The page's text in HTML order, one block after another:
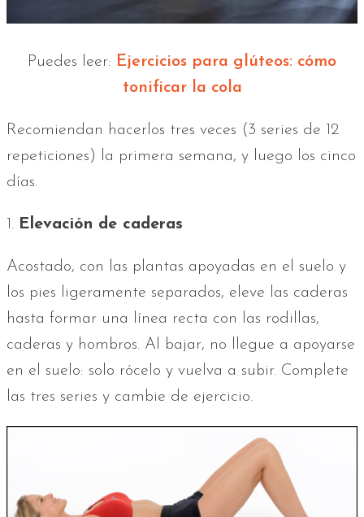
Puedes leer: Ejercicios para glúteos: cómo
tonificar la cola
Recomiendan hacerlos tres veces (3 series de 12
repeticiones) la primera semana, y luego los cinco
días.
1. Elevación de caderas
Acostado, con las plantas apoyadas en el suelo y
los pies ligeramente separados, eleve las caderas
hasta formar una línea recta con las rodillas,
caderas y hombros. Al bajar, no llegue a apoyarse
en el suelo: solo rócelo y vuelva a subir. Complete
las tres series y cambie de ejercicio.